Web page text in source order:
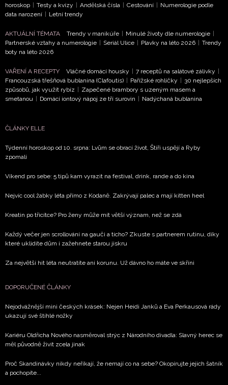
horoskop | Testy a kvízy | Andělská čísla | Cestování | Numerologie podle
data narození | Letní trendy
AKTUÁLNÍ TÉMATA Trendy v manikúře | Minulé životy dle numerologie |
Partnerské vztahy a numerologie | Seriál Ulice | Plavky na léto 2026 | Trendy
boty na léto 2026
VAŘENÍ A RECEPTY Vláčné domácí housky | 7 receptů na salátové zálivky |
Francouzská třešňová bublanina (Clafoutis) | Pařížské rohlíčky | 30 nejlepších
způsobů, jak využít rybíz | Zapečené brambory s uzeným masem a
smetanou | Domácí iontový nápoj ze tří surovin | Nadýchaná bublanina
ČLÁNKY ELLE
Týdenní horoskop od 10. srpna: Lvům se obrací život, Štíři uspějí a Ryby
zpomalí
Víkend pro sebe: 5 tipů kam vyrazit na festival, drink, rande a do kina
Nejvíc cool žabky léta přímo z Kodaně. Zakrývají palec a mají kitten heel
Kreatin po třicítce? Pro ženy může mít větší význam, než se zdá
Každý večer jen scrollování na gauči a ticho? Zkuste s partnerem rutinu, díky
které uklidíte dům i zažehnete starou jiskru
Za největší hit léta neutratíte ani korunu. Už dávno ho máte ve skříni
DOPORUČENÉ ČLÁNKY
Nejodvážnější mini českých krásek: Nejen Heidi Janků a Eva Perkausová rády
ukazují své štíhlé nožky
Kariéru Oldřicha Nového nasměroval strýc z Národního divadla: Slavný herec se
měl původně živit zcela jinak
Proč Skandinávky nikdy neříkají, že nemají co na sebe? Okopírujte jejich šatník
a pochopíte...